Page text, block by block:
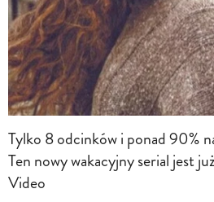
Tylko 8 odcinków i ponad 90%
Ten nowy wakacyjny serial jest
Video